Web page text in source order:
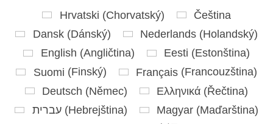
Hrvatski (Chorvatský)
Čeština
Dansk(Dánský) Nederlands(Holandský)
English (Angličtina) Eesti (Estonština)
Suomi (Finský) Français(Francouzština)
Deutsch (Němec) Ελληνικά (Řečtina)
עברית(Hebrejština) Magyar(Maďarština)